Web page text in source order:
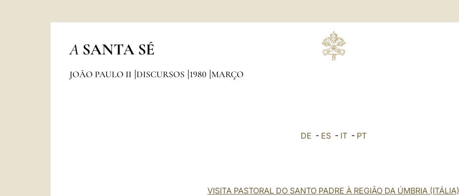
A SANTA SÉ
JOÃO PAULO II DISCURSOS 1980 MARÇO
DE - ES- IT- PT
VISITA PASTORAL DO SANTO PADRE À REGIÃO DA ÚMBRIA (ITÁLIA)